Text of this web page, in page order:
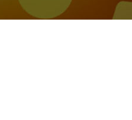
연구소